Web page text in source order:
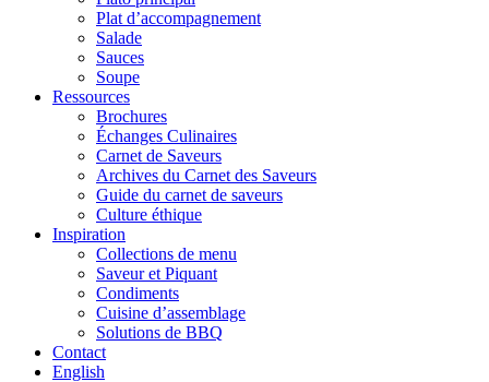
Plat d’accompagnement
Salade
Sauces
Soupe
Ressources
Brochures
Échanges Culinaires
Carnet de Saveurs
Archives du Carnet des Saveurs
Guide du carnet de saveurs
Culture éthique
Inspiration
Collections de menu
Saveur et Piquant
Condiments
Cuisine d’assemblage
Solutions de BBQ
Contact
English